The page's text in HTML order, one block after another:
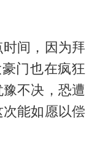
间，因为拜
门也在疯狂
不决，恐遭
能如愿以偿